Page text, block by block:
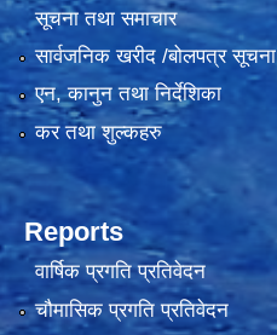
सूचना तथा समाचार
सार्वजनिक खरीद /बोलपत्र सूचना
एन, कानुन तथा निर्देशिका
कर तथा शुल्कहरु
Reports
वार्षिक प्रगति प्रतिवेदन
चौमासिक प्रगति प्रतिवेदन